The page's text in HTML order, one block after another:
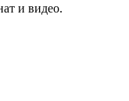
и видео.